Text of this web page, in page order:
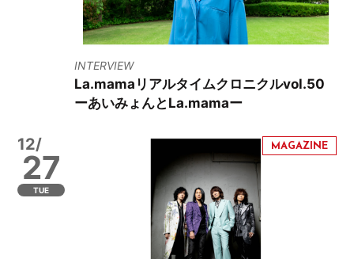
INTERVIEW
La.mamaリアルタイムクロニクルvol.50
ーあいみょんとLa.mamaー
12/
27
TUE